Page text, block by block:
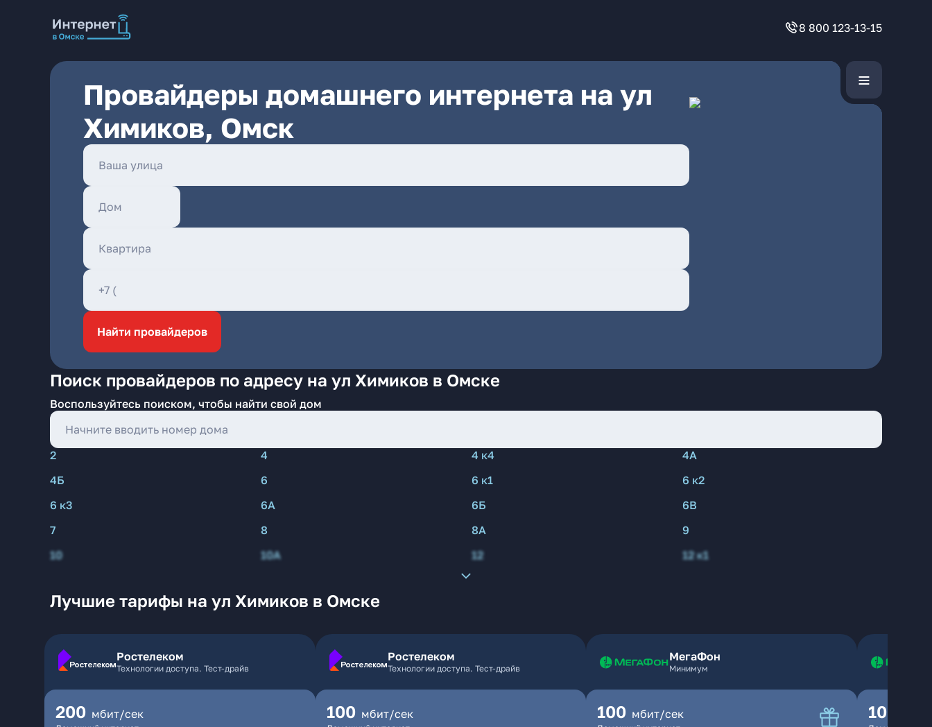
8 800 123-13-15
Провайдеры домашнего интернета на ул
Химиков, Омск
Найти провайдеров
Поиск провайдеров по адресу на ул Химиков в Омске
Воспользуйтесь поиском, чтобы найти свой дом
2 4 4 к4
4А
4Б
6 6 к1
6 к2
6 к3
6А 6Б
6В
7
8 8А
9
10
10А 12 12 к1
Лучшие тарифы на ул Химиков в Омске
Ростелеком
Технологии доступа. Тест-драйв
200 мбит/сек
Ростелеком
Технологии доступа. Тест-драйв
100 мбит/сек
МегаФон
Минимум
100 мбит/сек 100